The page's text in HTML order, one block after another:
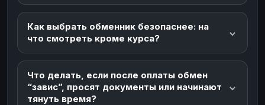
Как выбрать обменник безопаснее: на
что смотреть кроме курса?
Что делать, если после оплаты обмен
“завис”, просят документы или начинают
тянуть время?